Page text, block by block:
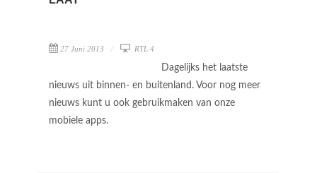
27 Juni 2013 RTL 4
Dagelijks het laatste
nieuws uit binnen- en buitenland. Voor nog meer
nieuws kunt u ook gebruikmaken van onze
mobiele apps.